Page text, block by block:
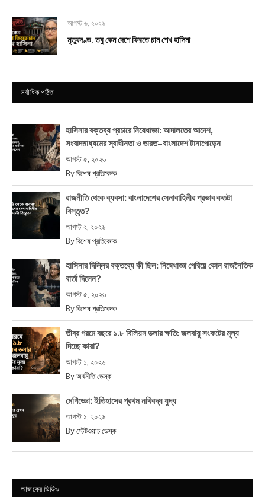
আগস্ট ৬, ২০২৬
মৃত্যুদণ্ড, তবু কেন দেশে ফিরতে চান শেখ হাসিনা
সর্বাধিক পঠিত
হাসিনার বক্তব্য প্রচারে নিষেধাজ্ঞা: আদালতের আদেশ,
সংবাদমাধ্যমের স্বাধীনতা ও ভারত–বাংলাদেশ টানাপোড়েন
আগস্ট ৫, ২০২৬
By বিশেষ প্রতিবেদক
রাজনীতি থেকে ব্যবসা: বাংলাদেশের সেনাবাহিনীর প্রভাব কতটা
বিস্তৃত?
আগস্ট ২, ২০২৬
By বিশেষ প্রতিবেদক
হাসিনার দিল্লির বক্তব্যে কী ছিল: নিষেধাজ্ঞা পেরিয়ে কোন রাজনৈতিক
বার্তা দিলেন?
আগস্ট ৫, ২০২৬
By বিশেষ প্রতিবেদক
তীব্র গরমে বছরে ১.৮ বিলিয়ন ডলার ক্ষতি: জলবায়ু সংকটের মূল্য
দিচ্ছে কারা?
আগস্ট ১, ২০২৬
By অর্থনীতি ডেস্ক
মেগিড্ডো: ইতিহাসের প্রথম নথিবদ্ধ যুদ্ধ
আগস্ট ১, ২০২৬
By স্টেটওয়াচ ডেস্ক
আজকের ভিডিও